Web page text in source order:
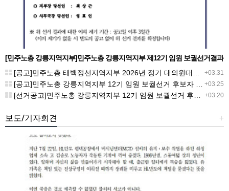
[민주노총 강릉지역지부]민주노총 강릉지역지부 제12기 임원 보궐선거결과
공고
+03.31
[공고]민주노총 태백정선지역지부 2026년 정기 대의원대회 재소집 건
+03.25
[공고]민주노총 강릉지역지부 12기 임원 보궐선거 후보자 확정 공고
+03.20
[선거공고]민주노총 강릉지역지부 12기 임원 보궐선거 후보 등록 기간 연장 공고
+
보도/기자회견